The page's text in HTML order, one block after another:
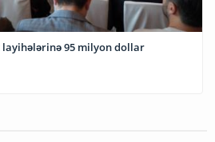
layihələrinə 95 milyon dollar